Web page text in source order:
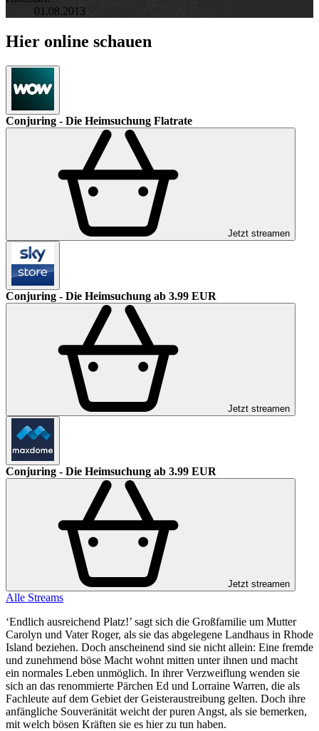
01.08.2013
Hier online schauen
Conjuring - Die Heimsuchung Flatrate
Jetzt streamen
Conjuring - Die Heimsuchung ab 3.99 EUR
Jetzt streamen
Conjuring - Die Heimsuchung ab 3.99 EUR
Jetzt streamen
Alle Streams
‘Endlich ausreichend Platz!’ sagt sich die Großfamilie um Mutter
Carolyn und Vater Roger, als sie das abgelegene Landhaus in Rhode
Island beziehen. Doch anscheinend sind sie nicht allein: Eine fremde
und zunehmend böse Macht wohnt mitten unter ihnen und macht
ein normales Leben unmöglich. In ihrer Verzweiflung wenden sie
sich an das renommierte Pärchen Ed und Lorraine Warren, die als
Fachleute auf dem Gebiet der Geisteraustreibung gelten. Doch ihre
anfängliche Souveränität weicht der puren Angst, als sie bemerken,
mit welch bösen Kräften sie es hier zu tun haben.